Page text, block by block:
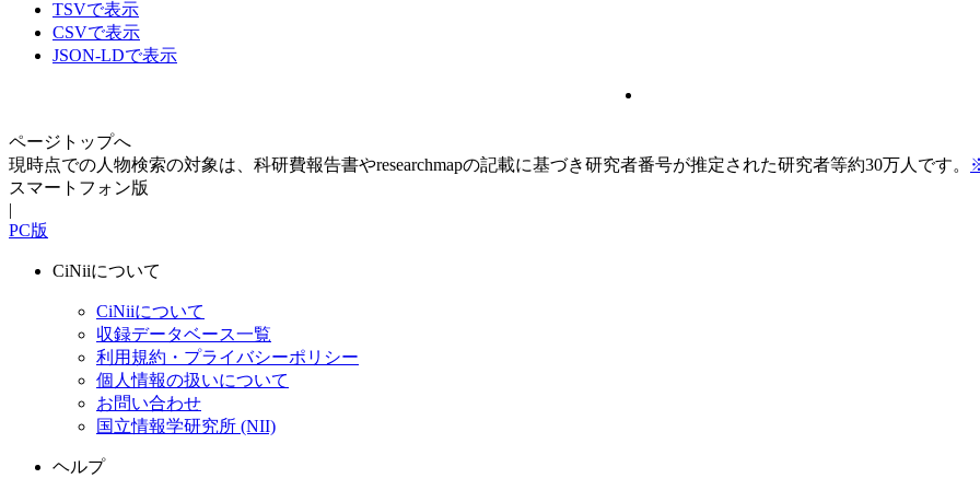
TSVで表示
CSVで表示
JSON-LDで表示
ページトップへ
現時点での人物検索の対象は、科研費報告書やresearchmapの記載に基づき研究者番号が推定された研究者等約30万人です。
スマートフォン版
|
PC版
CiNiiについて
CiNiiについて
収録データベース一覧
利用規約・プライバシーポリシー
個人情報の扱いについて
お問い合わせ
国立情報学研究所 (NII)
ヘルプ